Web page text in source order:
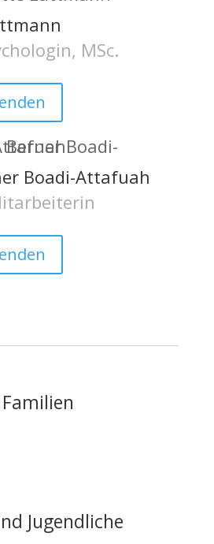
MSc.
Boadi-Attafuah
Jugendliche